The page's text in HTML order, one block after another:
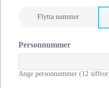
Flytta nummer
Personnummer
Ange personnummer (12